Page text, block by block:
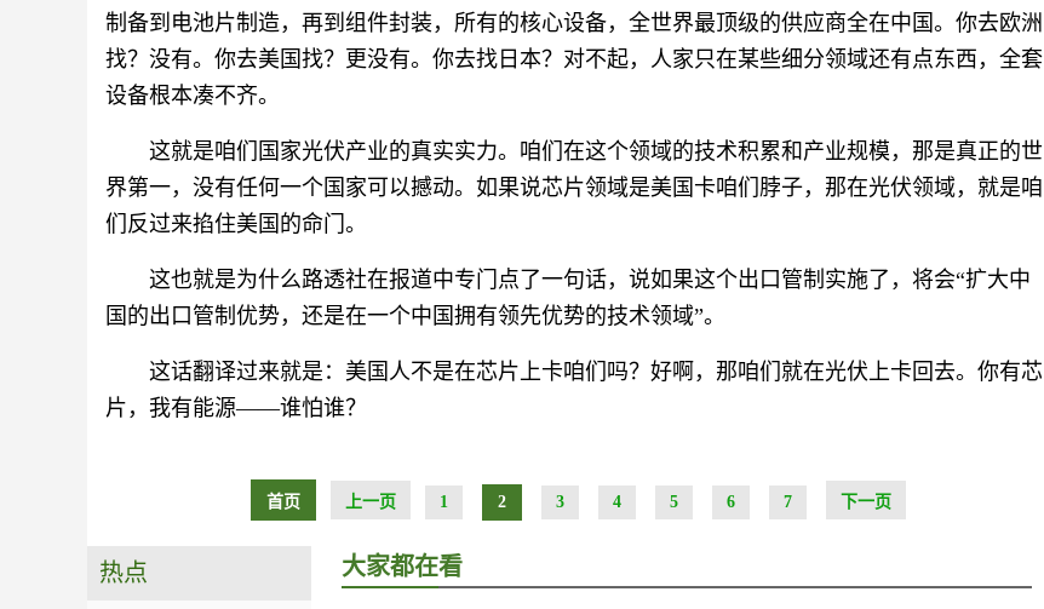
制备到电池片制造，再到组件封装，所有的核心设备，全世界最顶级的供应商全在中国。你去欧洲
找？没有。你去美国找？更没有。你去找日本？对不起，人家只在某些细分领域还有点东西，全套
设备根本凑不齐。
这就是咱们国家光伏产业的真实实力。咱们在这个领域的技术积累和产业规模，那是真正的世
界第一，没有任何一个国家可以撼动。如果说芯片领域是美国卡咱们脖子，那在光伏领域，就是咱
们反过来掐住美国的命门。
这也就是为什么路透社在报道中专门点了一句话，说如果这个出口管制实施了，将会“扩大中
国的出口管制优势，还是在一个中国拥有领先优势的技术领域”。
这话翻译过来就是：美国人不是在芯片上卡咱们吗？好啊，那咱们就在光伏上卡回去。你有芯
片，我有能源——谁怕谁？
首页 上一页 1 2 3 4 5 6 7 下一页
热点 大家都在看